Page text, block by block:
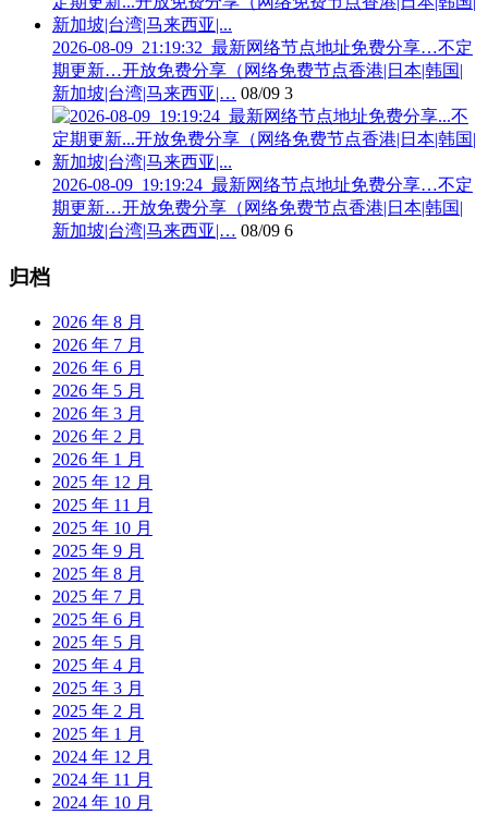
2026-08-09_21:19:32_最新网络节点地址免费分享…不定
期更新…开放免费分享（网络免费节点香港|日本|韩国|
新加坡|台湾|马来西亚|… 08/09 3
2026-08-09_19:19:24_最新网络节点地址免费分享…不定
期更新…开放免费分享（网络免费节点香港|日本|韩国|
新加坡|台湾|马来西亚|… 08/09 6
归档
2026 年 8 月
2026 年 7 月
2026 年 6 月
2026 年 5 月
2026 年 3 月
2026 年 2 月
2026 年 1 月
2025 年 12 月
2025 年 11 月
2025 年 10 月
2025 年 9 月
2025 年 8 月
2025 年 7 月
2025 年 6 月
2025 年 5 月
2025 年 4 月
2025 年 3 月
2025 年 2 月
2025 年 1 月
2024 年 12 月
2024 年 11 月
2024 年 10 月